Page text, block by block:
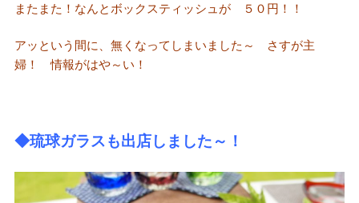
またまた！なんとボックスティッシュが ５０円！！
アッという間に、無くなってしまいました～ さすが主
婦！ 情報がはや～い！
◆琉球ガラスも出店しました～！